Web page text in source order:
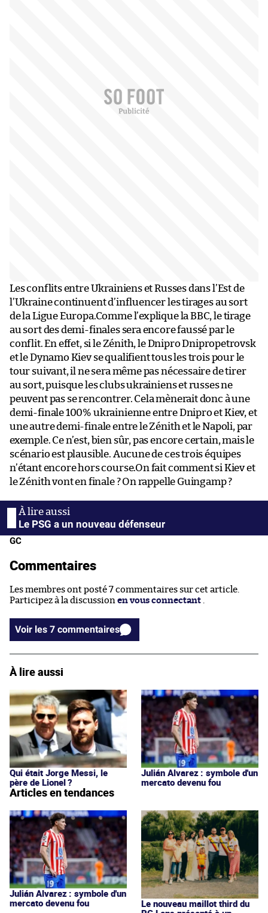
Les conflits entre Ukrainiens et Russes dans l’Est de
l’Ukraine continuent d’influencer les tirages au sort
de la Ligue Europa.Comme l’explique la BBC, le tirage
au sort des demi-finales sera encore faussé par le
conflit. En effet, si le Zénith, le Dnipro Dnipropetrovsk
et le Dynamo Kiev se qualifient tous les trois pour le
tour suivant, il ne sera même pas nécessaire de tirer
au sort, puisque les clubs ukrainiens et russes ne
peuvent pas se rencontrer. Cela mènerait donc à une
demi-finale 100% ukrainienne entre Dnipro et Kiev, et
une autre demi-finale entre le Zénith et le Napoli, par
exemple. Ce n’est, bien sûr, pas encore certain, mais le
scénario est plausible. Aucune de ces trois équipes
n’étant encore hors course.On fait comment si Kiev et
le Zénith vont en finale ? On rappelle Guingamp ?
Le PSG a un nouveau défenseur
GC
Commentaires
Les membres ont posté 7 commentaires sur cet article.
Participez à la discussion en vous connectant
Voir les 7 commentaires
À lire aussi
Qui était Jorge Messi, le
père de Lionel ?
Julián Alvarez : symbole d'un
mercato devenu fou
Articles en tendances
Julián Alvarez : symbole d'un
mercato devenu fou
Le nouveau maillot third du